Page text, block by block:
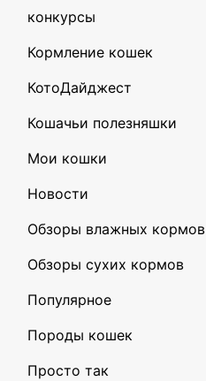
конкурсы
Кормление кошек
КотоДайджест
Кошачьи полезняшки
Мои кошки
Новости
Обзоры влажных кормов
Обзоры сухих кормов
Популярное
Породы кошек
Просто так